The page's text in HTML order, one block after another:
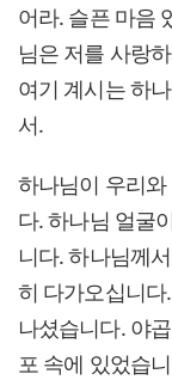
어라. 슬픈 마음
님은 저를 사랑
여기 계시는 하
서.
하나님이 우리
다. 하나님 얼굴
니다. 하나님께
히 다가오십니
나셨습니다. 야
포 속에 있었습